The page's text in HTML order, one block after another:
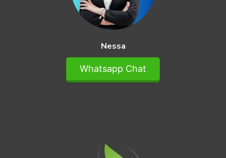
Nessa
Whatsapp Chat